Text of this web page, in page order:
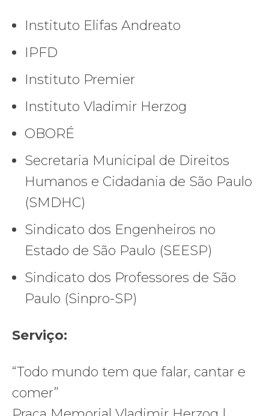
Instituto Elifas Andreato
IPFD
Instituto Premier
Instituto Vladimir Herzog
OBORÉ
Secretaria Municipal de Direitos
Humanos e Cidadania de São Paulo
(SMDHC)
Sindicato dos Engenheiros no
Estado de São Paulo (SEESP)
Sindicato dos Professores de São
Paulo (Sinpro-SP)
Serviço:
“Todo mundo tem que falar, cantar e
comer”